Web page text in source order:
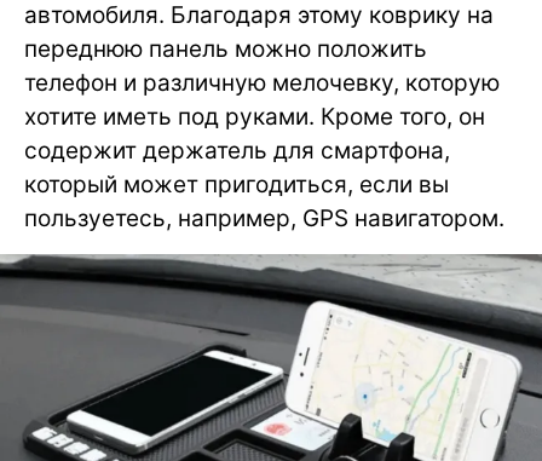
автомобиля. Благодаря этому коврику на
переднюю панель можно положить
телефон и различную мелочевку, которую
хотите иметь под руками. Кроме того, он
содержит держатель для смартфона,
который может пригодиться, если вы
пользуетесь, например, GPS навигатором.